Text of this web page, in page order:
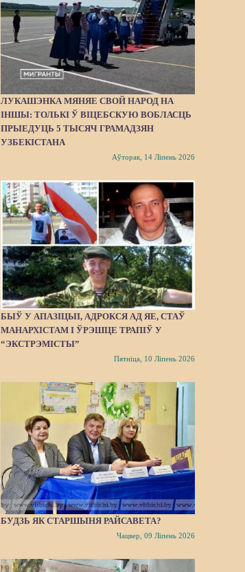
ЛУКАШЭНКА МЯНЯЕ СВОЙ НАРОД НА
ІНШЫ: ТОЛЬКІ Ў ВІЦЕБСКУЮ ВОБЛАСЦЬ
ПРЫЕДУЦЬ 5 ТЫСЯЧ ГРАМАДЗЯН
УЗБЕКІСТАНА
Аўторак, 14 Ліпень 2026
БЫЎ У АПАЗІЦЫІ, АДРОКСЯ АД ЯЕ, СТАЎ
МАНАРХІСТАМ І ЎРЭШЦЕ ТРАПІЎ У
“ЭКСТРЭМІСТЫ”
Пятніца, 10 Ліпень 2026
БУДЗЬ ЯК СТАРШЫНЯ РАЙСАВЕТА?
Чацвер, 09 Ліпень 2026